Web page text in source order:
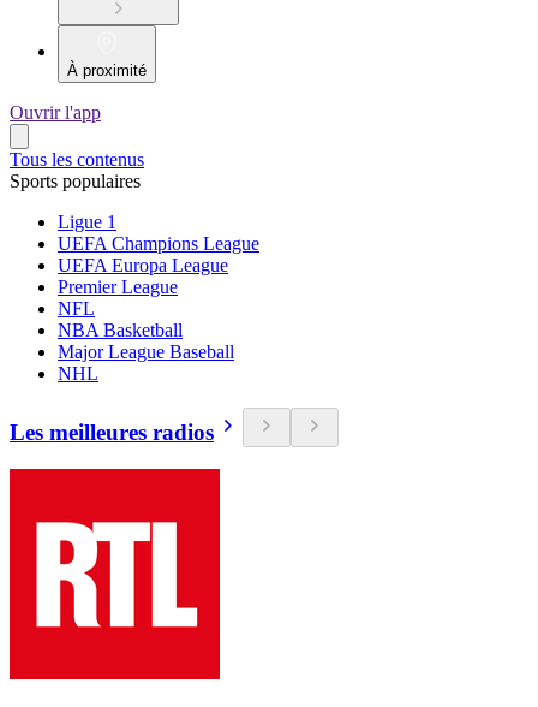
À proximité
Ouvrir l'app
Tous les contenus
Sports populaires
Ligue 1
UEFA Champions League
UEFA Europa League
Premier League
NFL
NBA Basketball
Major League Baseball
NHL
Les meilleures radios